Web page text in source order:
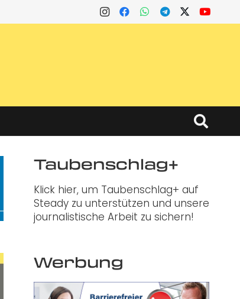
Taubenschlag+
Klick hier, um Taubenschlag+ auf
Steady zu unterstützen und unsere
journalistische Arbeit zu sichern!
Werbung